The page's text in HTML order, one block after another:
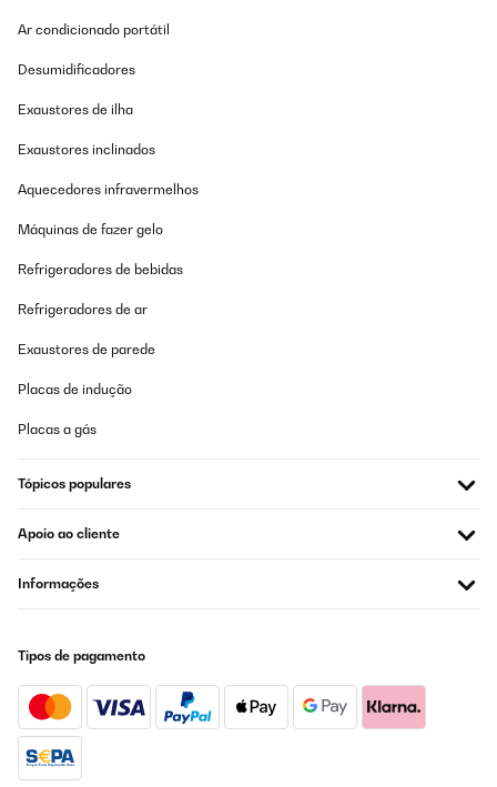
Ar condicionado portátil
Desumidificadores
Exaustores de ilha
Exaustores inclinados
Aquecedores infravermelhos
Máquinas de fazer gelo
Refrigeradores de bebidas
Refrigeradores de ar
Exaustores de parede
Placas de indução
Placas a gás
Tópicos populares
Apoio ao cliente
Informações
Tipos de pagamento